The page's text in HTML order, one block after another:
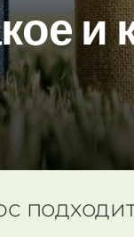
и